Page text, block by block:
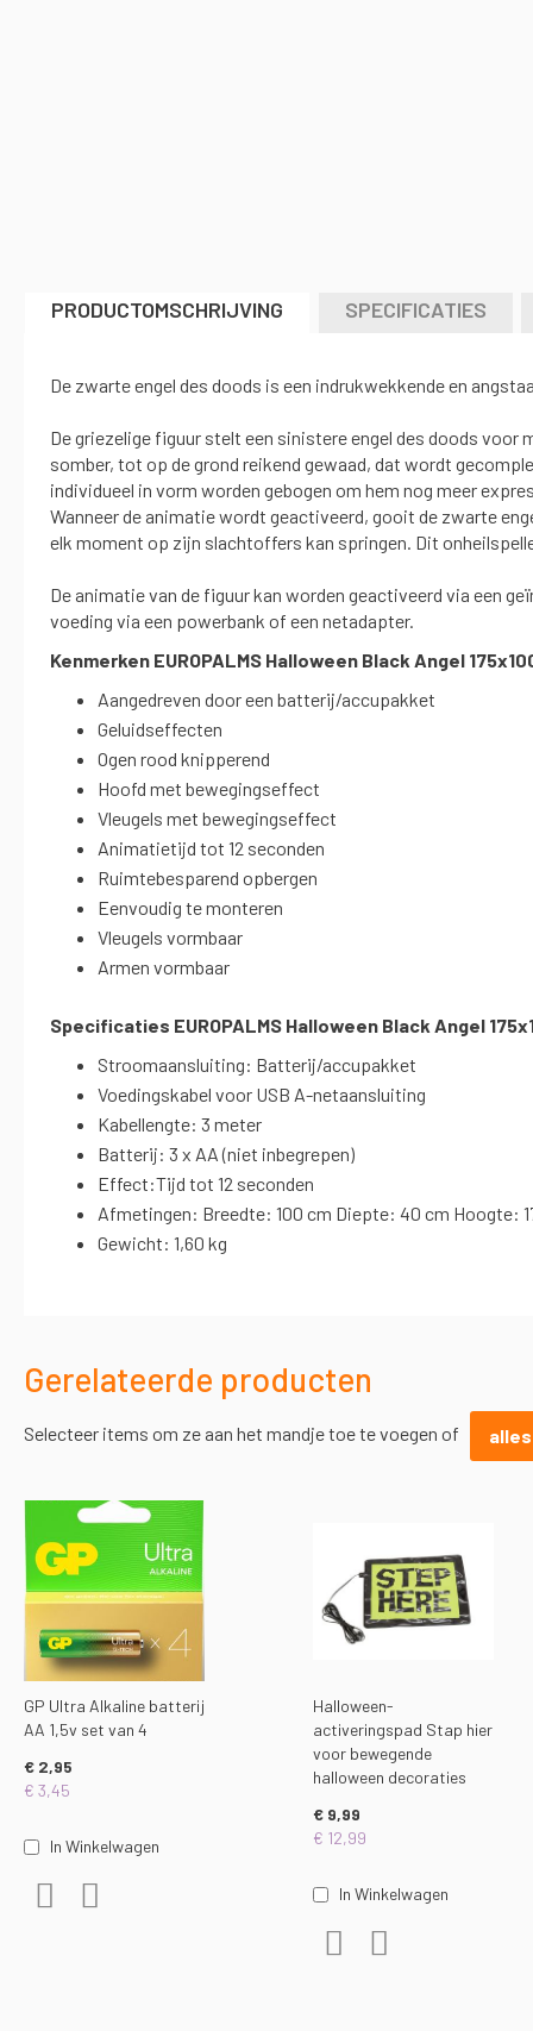
PRODUCTOMSCHRIJVING
De zwarte engel des doods is een indrukwekkende en
De griezelige figuur stelt een sinistere engel des doods voor
somber, tot op de grond reikend gewaad, dat wordt
individueel in vorm worden gebogen om hem nog meer
Wanneer de animatie wordt geactiveerd, gooit de zwarte
elk moment op zijn slachtoffers kan springen. Dit
De animatie van de figuur kan worden geactiveerd via een
voeding via een powerbank of een netadapter.
Kenmerken EUROPALMS Halloween Black Angel
Aangedreven door een batterij/accupakket
Geluidseffecten
Ogen rood knipperend
Hoofd met bewegingseffect
Vleugels met bewegingseffect
Animatietijd tot 12 seconden
Ruimtebesparend opbergen
Eenvoudig te monteren
Vleugels vormbaar
Armen vormbaar
Specificaties EUROPALMS Halloween Black Angel
Stroomaansluiting: Batterij/accupakket
Voedingskabel voor USB A-netaansluiting
Kabellengte: 3 meter
Batterij: 3 x AA (niet inbegrepen)
Effect:Tijd tot 12 seconden
Afmetingen: Breedte: 100 cm Diepte: 40 cm Hoogte:
Gewicht: 1,60 kg
SPECIFICATIES
Gerelateerde producten
Selecteer items om ze aan het mandje toe te voegen of
GP Ultra Alkaline batterij
AA 1,5v set van 4
€ 2,95
€ 3,45
In Winkelwagen
Halloween-
activeringspad Stap hier
voor bewegende
halloween decoraties
€ 9,99
€ 12,99
In Winkelwagen